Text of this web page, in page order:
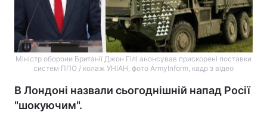
Міністр оборони Британії Джон Гілі анонсував прискорені поставки
систем ППО / колаж УНІАН, фото ArmyInform, кадр з відео
В Лондоні назвали сьогоднішній напад Росії
"шокуючим".